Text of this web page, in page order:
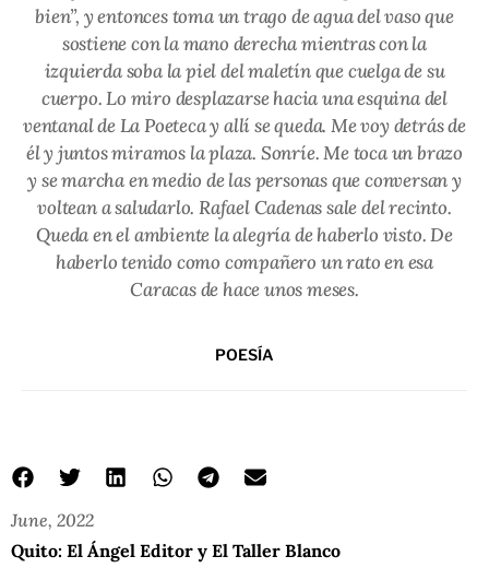
bien”, y entonces toma un trago de agua del vaso que
sostiene con la mano derecha mientras con la
izquierda soba la piel del maletín que cuelga de su
cuerpo. Lo miro desplazarse hacia una esquina del
ventanal de La Poeteca y allí se queda. Me voy detrás de
él y juntos miramos la plaza. Sonríe. Me toca un brazo
y se marcha en medio de las personas que conversan y
voltean a saludarlo. Rafael Cadenas sale del recinto.
Queda en el ambiente la alegría de haberlo visto. De
haberlo tenido como compañero un rato en esa
Caracas de hace unos meses.
POESÍA
June, 2022
Quito: El Ángel Editor y El Taller Blanco